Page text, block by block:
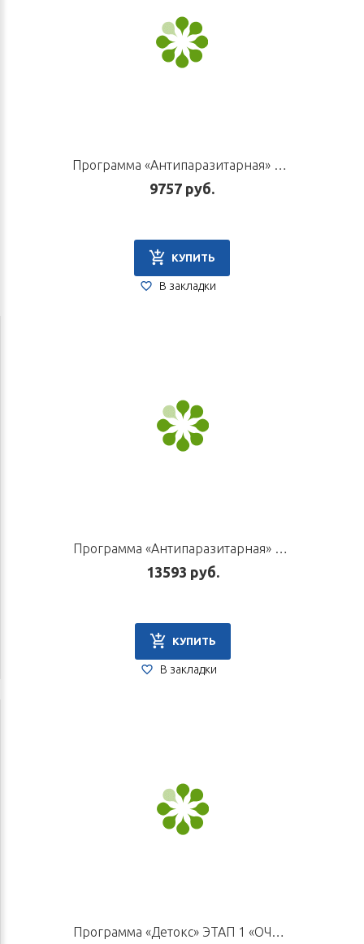
Программа «Антипаразитарная» ЭТАП 1 «ОСНОВНОЙ»
9757 руб.
КУПИТЬ
В закладки
Программа «Антипаразитарная» ЭТАП 2 «ВОССТАНОВИТЕЛЬНЫЙ»
13593 руб.
КУПИТЬ
В закладки
Программа «Детокс» ЭТАП 1 «ОЧИЩЕНИЕ»